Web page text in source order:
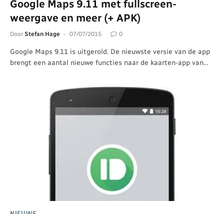
Google Maps 9.11 met fullscreen-
weergave en meer (+ APK)
Door Stefan Hage 07/07/2015 0
Google Maps 9.11 is uitgerold. De nieuwste versie van de app
brengt een aantal nieuwe functies naar de kaarten-app van…